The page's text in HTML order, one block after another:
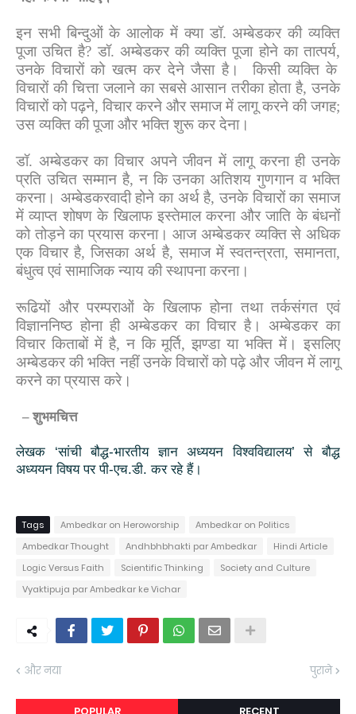
इन सभी बिन्दुओं के आलोक में क्या डॉ. अम्बेडकर की व्यक्ति
पूजा उचित है? डॉ. अम्बेडकर की व्यक्ति पूजा होने का तात्पर्य,
उनके विचारों को खत्म कर देने जैसा है।
किसी व्यक्ति के
विचारों की चित्ता जलाने का सबसे आसान तरीका होता है, उनके
विचारों को पढ़ने, विचार करने और समाज में लागू करने की जगह;
उस व्यक्ति की पूजा और भक्ति शुरू कर देना।
डॉ. अम्बेडकर का विचार अपने जीवन में लागू करना ही उनके
प्रति उचित सम्मान है, न कि उनका अतिशय गुणगान व भक्ति
करना। अम्बेडकरवादी होने का अर्थ है, उनके विचारों का समाज
में व्याप्त शोषण के खिलाफ इस्तेमाल करना और जाति के बंधनों
को तोड़ने का प्रयास करना। आज अम्बेडकर व्यक्ति से अधिक
एक विचार है, जिसका अर्थ है, समाज में स्वतन्त्रता,समानता,
बंधुत्व एवं सामाजिक न्याय की स्थापना करना।
रूढियों और परम्पराओं के खिलाफ होना तथा तर्कसंगत एवं
विज्ञाननिष्ठ होना ही अम्बेडकर का विचार है। अम्बेडकर का
विचार किताबों में है, न कि मूर्ति,झण्डा या भक्ति में। इसलिए
अम्बेडकर की भक्ति नहीं उनके विचारों को पढ़े और जीवन में लागू
करने का प्रयास करे।
– शुभमचित्त
लेखक ‘सांची बौद्ध-भारतीय ज्ञान अध्ययन विश्वविद्यालय’से बौद्ध
अध्ययन विषय पर पी-एच.डी. कर रहे हैं।
Tags Ambedkar on Heroworship
Ambedkar on Politics
Ambedkar Thought
Andhbhbhakti par Ambedkar
Hindi Article
Logic Versus Faith
Scientific Thinking
Society and Culture
Vyaktipuja par Ambedkar ke Vichar
और नया पुराने